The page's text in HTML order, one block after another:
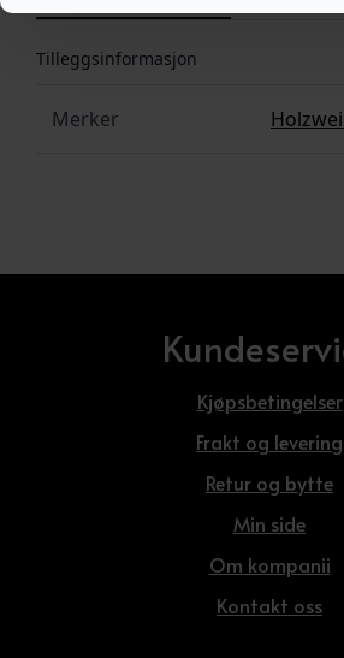
Tilleggsinformasjon
Merker
Kjøpsbetingelser
Frakt og levering
Retur og bytte
Min side
Om kompanii
Kontakt oss